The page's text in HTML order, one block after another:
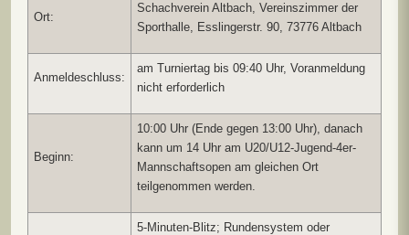
Ort:
Schachverein Altbach, Vereinszimmer der
Sporthalle, Esslingerstr. 90, 73776 Altbach
Anmeldeschluss:
am Turniertag bis 09:40 Uhr, Voranmeldung
nicht erforderlich
Beginn:
10:00 Uhr (Ende gegen 13:00 Uhr), danach
kann um 14 Uhr am U20/U12-Jugend-4er-
Mannschaftsopen am gleichen Ort
teilgenommen werden.
5-Minuten-Blitz; Rundensystem oder